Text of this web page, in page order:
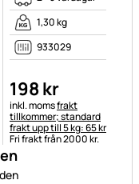
1,30 kg
933029
198kr
Skatteinformation:
inkl. momsfrakt
tillkommer; standard
frakt upp till 5 kg: 65 kr
Fri frakt från 2000 kr.